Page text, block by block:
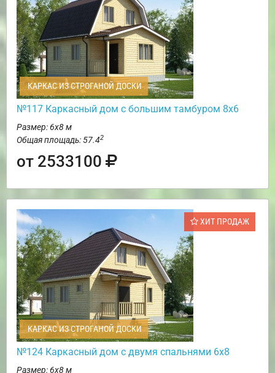
КАРКАС ИЗ СТРОГАНОЙ ДОСКИ
№117 Каркасный дом с большим тамбуром 8х6
Размер: 6х8 м
Общая площадь: 57.42
от 2533100
ХИТ ПРОДАЖ
КАРКАС ИЗ СТРОГАНОЙ ДОСКИ
№124 Каркасный дом с двумя спальнями 6х8
Размер: 6х8 м